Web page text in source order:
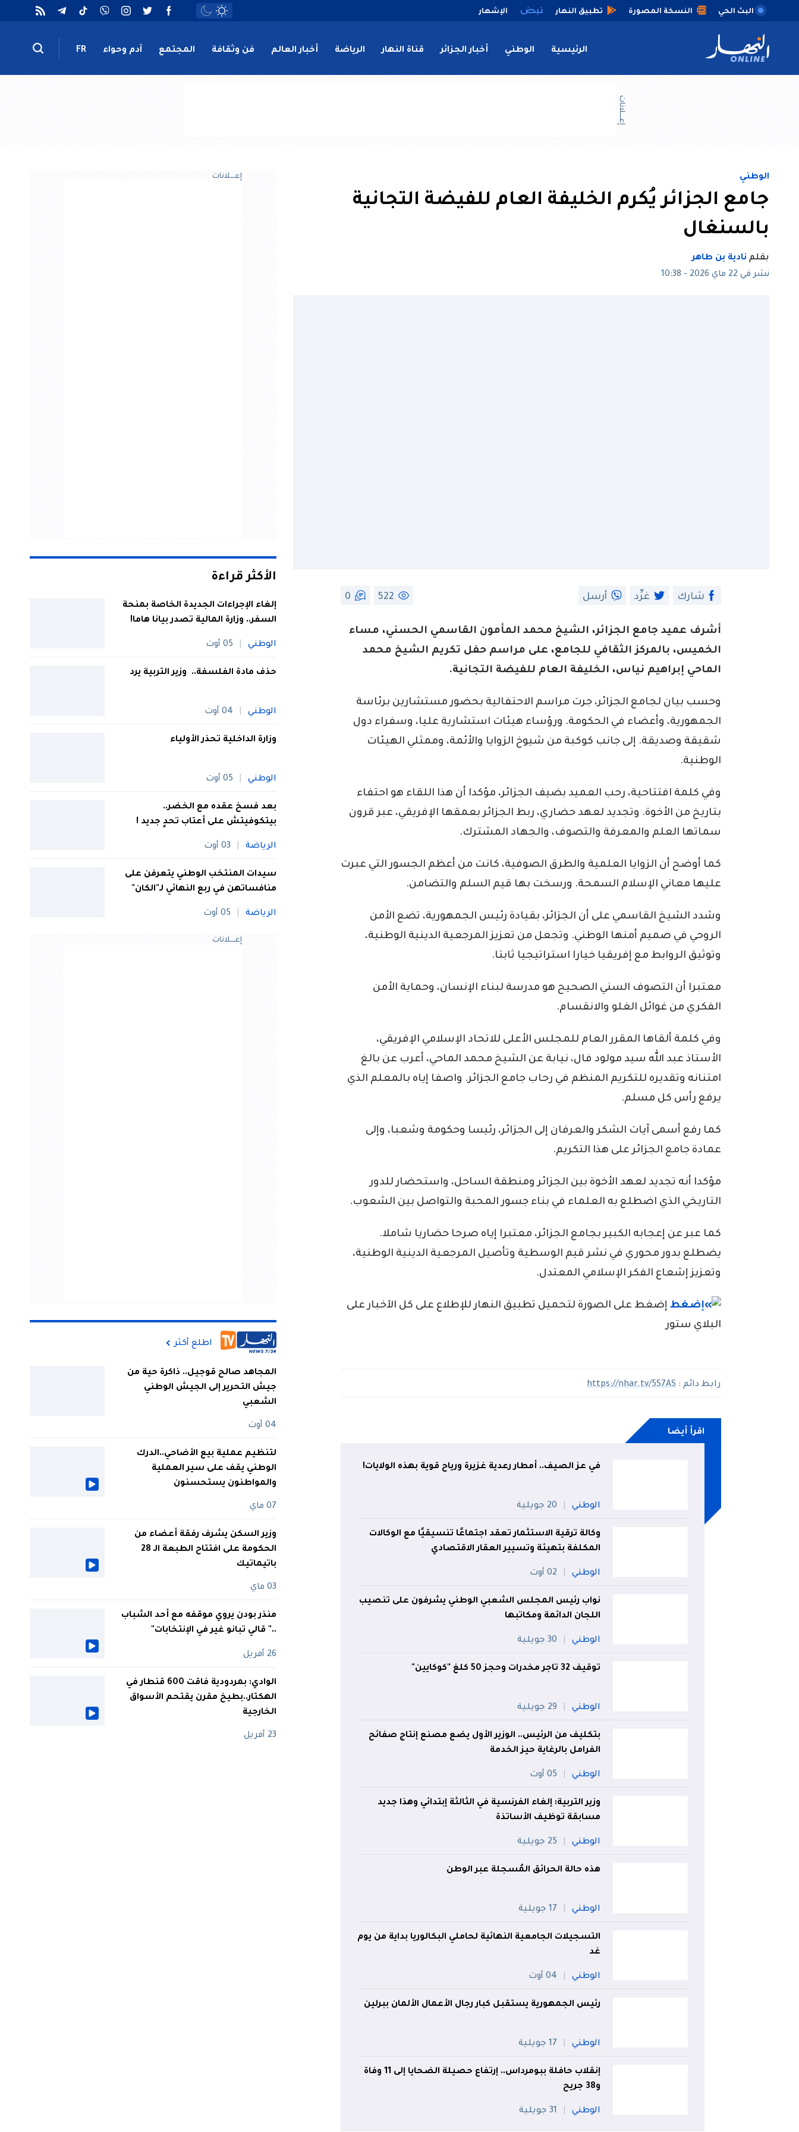
البث الحي النسخة المصورة تطبيق النهار الإشهار
الرئيسية الوطني أخبار الجزائر قناة النهار الرياضة أخبار العالم فن وثقافة المجتمع آدم وحواء FR
إعــــلانات
الوطني
جامع الجزائر يُكرم الخليفة العام للفيضة التجانية
بالسنغال
بقلم نادية بن طاهر
نشر في 22 ماي 2026 - 10:38
شارك غرِّد أرسل 522
0
أشرف عميد جامع الجزائر، الشيخ محمد المأمون القاسمي الحسني، مساء
الخميس، بالمركز الثقافي للجامع، على مراسم حفل تكريم الشيخ محمد
الماحي إبراهيم نياس، الخليفة العام للفيضة التجانية.
وحسب بيان لجامع الجزائر، جرت مراسم الاحتفالية بحضور مستشارين برئاسة
الجمهورية، وأعضاء في الحكومة. ورؤساء هيئات استشارية عليا، وسفراء دول
شقيقة وصديقة. إلى جانب كوكبة من شيوخ الزوايا والأئمة، وممثلي الهيئات
الوطنية.
وفي كلمة افتتاحية، رحب العميد بضيف الجزائر، مؤكدا أن هذا اللقاء هو احتفاء
بتاريخ من الأخوة. وتجديد لعهد حضاري، ربط الجزائر بعمقها الإفريقي، عبر قرون
سماتها العلم والمعرفة والتصوف، والجهاد المشترك.
كما أوضح أن الزوايا العلمية والطرق الصوفية، كانت من أعظم الجسور التي عبرت
عليها معاني الإسلام السمحة. ورسخت بها قيم السلم والتضامن.
وشدد الشيخ القاسمي على أن الجزائر، بقيادة رئيس الجمهورية، تضع الأمن
الروحي في صميم أمنها الوطني. وتجعل من تعزيز المرجعية الدينية الوطنية،
وتوثيق الروابط مع إفريقيا خيارا استراتيجيا ثابتا.
معتبرا أن التصوف السني الصحيح هو مدرسة لبناء الإنسان، وحماية الأمن
الفكري من غوائل الغلو والانقسام.
وفي كلمة ألقاها المقرر العام للمجلس الأعلى للاتحاد الإسلامي الإفريقي،
الأستاذ عبد الله سيد مولود فال، نيابة عن الشيخ محمد الماحي، أعرب عن بالغ
امتنانه وتقديره للتكريم المنظم في رحاب جامع الجزائر. واصفا إياه بالمعلم الذي
يرفع رأس كل مسلم.
كما رفع أسمى آيات الشكر والعرفان إلى الجزائر، رئيسا وحكومة وشعبا، وإلى
عمادة جامع الجزائر على هذا التكريم.
مؤكدا أنه تجديد لعهد الأخوة بين الجزائر ومنطقة الساحل، واستحضار للدور
التاريخي الذي اضطلع به العلماء في بناء جسور المحبة والتواصل بين الشعوب.
كما عبر عن إعجابه الكبير بجامع الجزائر، معتبرا إياه صرحا حضاريا شاملا.
يضطلع بدور محوري في نشر قيم الوسطية وتأصيل المرجعية الدينية الوطنية،
وتعزيز إشعاع الفكر الإسلامي المعتدل.
إضغط على الصورة لتحميل تطبيق النهار للإطلاع على كل الآخبار على
البلاي ستور
رابط دائم :https://nhar.tv/5S7AS
اقرأ أيضا
في عز الصيف.. أمطار رعدية غزيرة ورياح قوية بهذه الولايات!
الوطني 20 جويلية
وكالة ترقية الاستثمار تعقد اجتماعًا تنسيقيًا مع الوكالات
المكلفة بتهيئة وتسيير العقار الاقتصادي
الوطني 02 أوت
نواب رئيس المجلس الشعبي الوطني يشرفون على تنصيب
اللجان الدائمة ومكاتبها
الوطني 30 جويلية
توقيف 32 تاجر مخدرات وحجز 50 كلغ "كوكايين"
الوطني 29 جويلية
بتكليف من الرئيس.. الوزير الأول يضع مصنع إنتاج صفائح
الفرامل بالرغاية حيز الخدمة
الوطني 05 أوت
وزير التربية: إلغاء الفرنسية في الثالثة إبتدائي وهذا جديد
مسابقة توظيف الأساتذة
الوطني 25 جويلية
هذه حالة الحرائق المُسجلة عبر الوطن
الوطني 17 جويلية
التسجيلات الجامعية النهائية لحاملي البكالوريا بداية من يوم
غد
الوطني 04 أوت
رئيس الجمهورية يستقبل كبار رجال الأعمال الألمان ببرلين
الوطني 17 جويلية
إنقلاب حافلة ببومرداس.. إرتفاع حصيلة الضحايا إلى 11 وفاة
و38 جريح
الوطني 31 جويلية
إعــــلانات
الأكثر قراءة
إلغاء الإجراءات الجديدة الخاصة بمنحة
السفر.. وزارة المالية تصدر بيانا هاما!
الوطني 05 أوت
حذف مادة الفلسفة.. وزير التربية يرد
الوطني 04 أوت
وزارة الداخلية تحذر الأولياء
الوطني 05 أوت
بعد فسخ عقده مع الخضر..
بيتكوفيتش على أعتاب تحدٍ جديد !
الرياضة 03 أوت
سيدات المنتخب الوطني يتعرفن على
منافساتهن في ربع النهائي لـ"الكان"
الرياضة 05 أوت
إعــــلانات
اطلع أكثر
المجاهد صالح قوجيل.. ذاكرة حية من
جيش التحرير إلى الجيش الوطني
الشعبي
04 أوت
لتنظيم عملية بيع الأضاحي..الدرك
الوطني يقف على سير العملية
والمواطنون يستحسنون
07 ماي
وزير السكن يشرف رفقة أعضاء من
الحكومة على افتتاح الطبعة الـ 28
باتيماتيك
03 ماي
منذر بودن يروي موقفه مع أحد الشباب
.." قالي تبانو غير في الإنتخابات"
26 أفريل
الوادي: بمردودية فاقت 600 قنطار في
الهكتار..بطيخ مقرن يقتحم الأسواق
الخارجية
23 أفريل